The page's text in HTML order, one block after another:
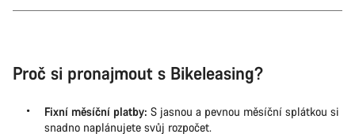
Proč si pronajmout s Bikeleasing?
Fixní měsíční platby: S jasnou a pevnou měsíční splátkou si
snadno naplánujete svůj rozpočet.